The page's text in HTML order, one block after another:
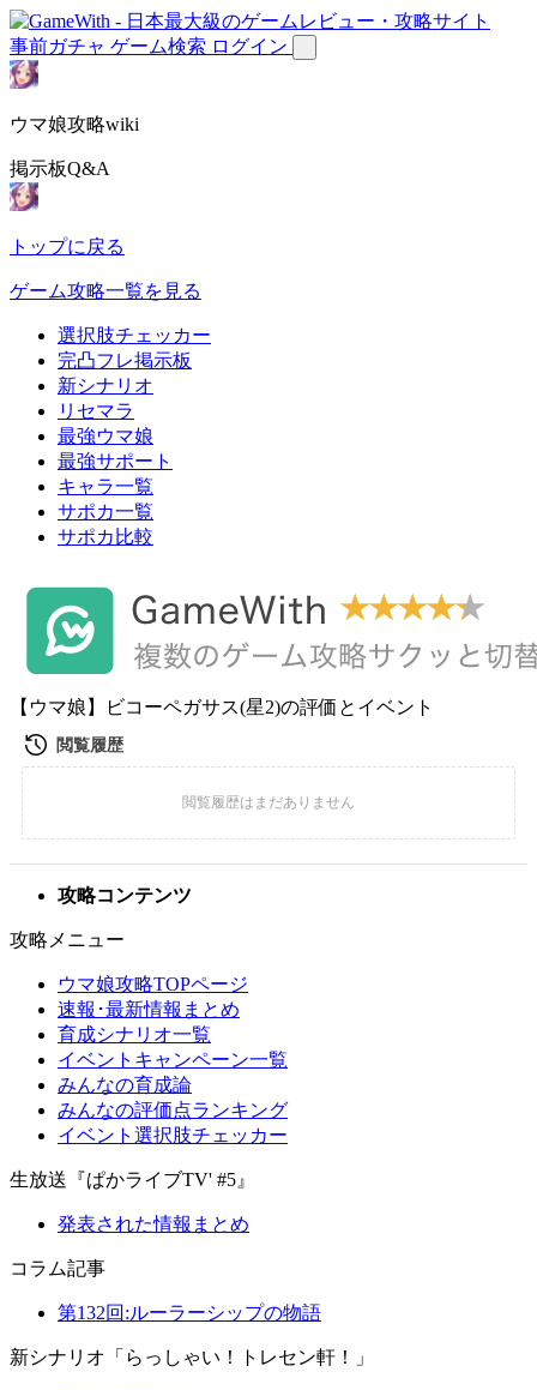
事前ガチャ ゲーム検索 ログイン
ウマ娘攻略wiki
掲示板Q&A
トップに戻る
ゲーム攻略一覧を見る
選択肢チェッカー
完凸フレ掲示板
新シナリオ
リセマラ
最強ウマ娘
最強サポート
キャラ一覧
サポカ一覧
サポカ比較
【ウマ娘】ビコーペガサス(星2)の評価とイベント
攻略コンテンツ
攻略メニュー
ウマ娘攻略TOPページ
速報･最新情報まとめ
育成シナリオ一覧
イベントキャンペーン一覧
みんなの育成論
みんなの評価点ランキング
イベント選択肢チェッカー
生放送『ぱかライブTV' #5』
発表された情報まとめ
コラム記事
第132回:ルーラーシップの物語
新シナリオ「らっしゃい！トレセン軒！」